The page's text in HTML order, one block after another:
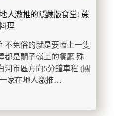
人激推的隱藏版食堂! 蔗
理
不免俗的就是要嗑上一隻
都是關子嶺上的餐廳 殊
河市區方向5分鐘車程 (關
家在地人激推…